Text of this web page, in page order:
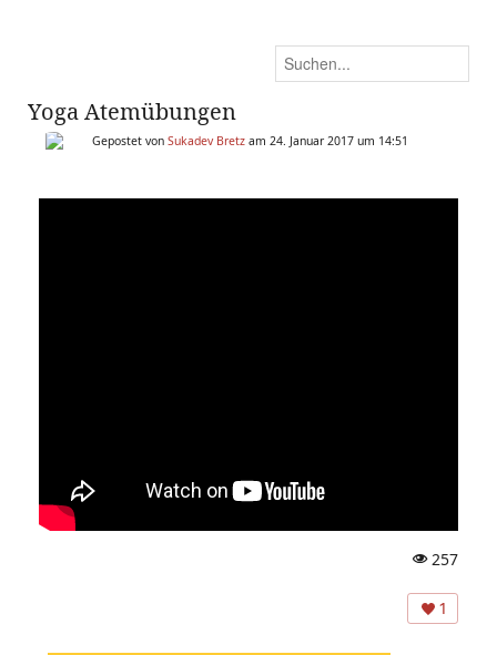
Yoga Atemübungen
Gepostet von Sukadev Bretz am 24. Januar 2017 um 14:51
ns
ic
257
1